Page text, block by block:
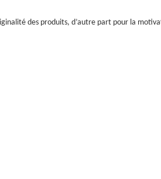
des produits, d’autre part pour la